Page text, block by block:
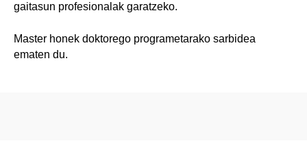
gaitasun profesionalak garatzeko.
Master honek doktorego programetarako sarbidea
ematen du.